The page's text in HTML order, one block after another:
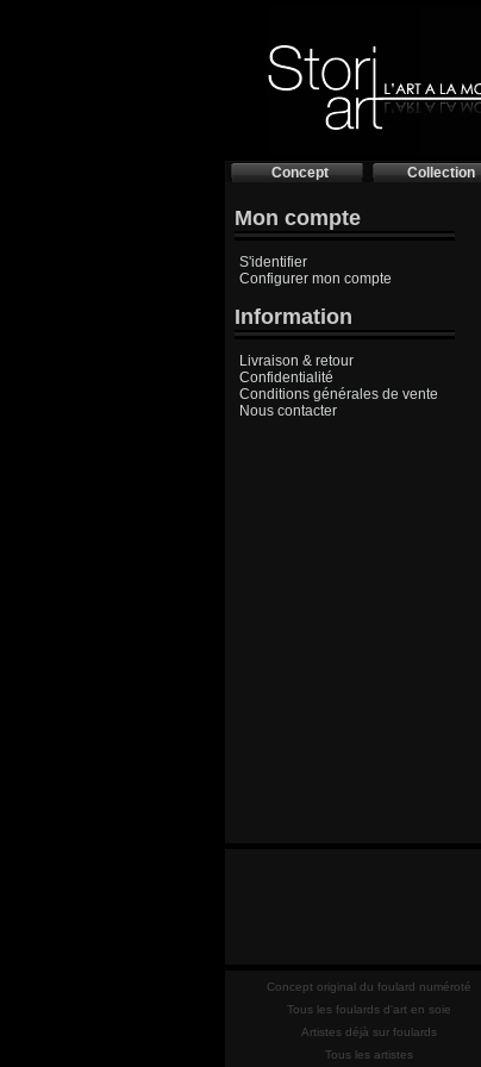
Concept Collection
Mon compte
S'identifier
Configurer mon compte
Information
Livraison & retour
Confidentialité
Conditions générales de vente
Nous contacter
Concept original du foulard numéroté
Tous les foulards d'art en soie
Artistes déjà sur foulards
Tous les artistes